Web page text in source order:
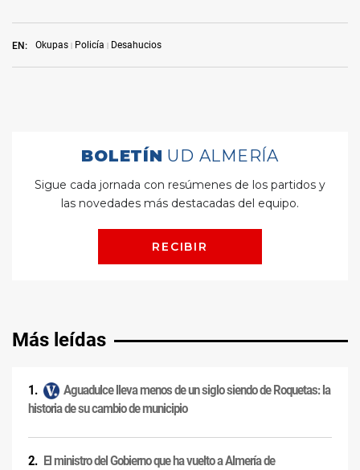
EN: Okupas Policía Desahucios
Más leídas
Aguadulce lleva menos de un siglo siendo de Roquetas: la
historia de su cambio de municipio
El ministro del Gobierno que ha vuelto a Almería de